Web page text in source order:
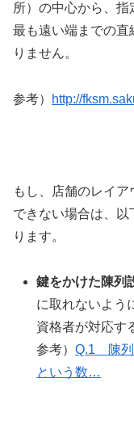
所）の中心から、
最も遠い端までの直
りません。
参考） http://
もし、店舗のレイ
できない場合は、
ります。
鍵をかけた陳列
に取れないよう
資格者が対応す
参考）Q.1 陳列
という数…